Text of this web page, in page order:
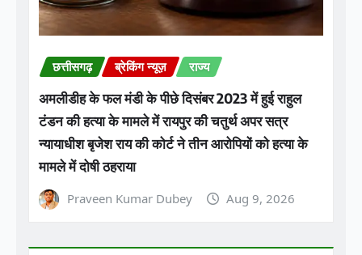
टंडन की हत्या के मामले में रायपुर की चतुर्थ अपर सत्र
न्यायाधीश बृजेश राय की कोर्ट ने तीन आरोपियों को हत्या के
मामले में दोषी ठहराया
Praveen Kumar Dubey Aug 9, 2026